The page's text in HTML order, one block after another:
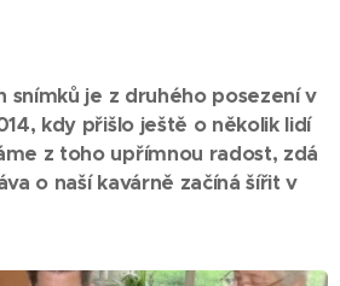
snímků je z druhého posezení v
kdy přišlo ještě o několik lidí
z toho upřímnou radost, zdá
o naší kavárně začíná šířit v